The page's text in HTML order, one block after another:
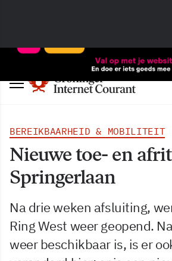
BEREIKBAARHEID & MOBILITEIT
Nieuwe toe- en
Springerlaan
Na drie weken afsluiting,
Ring West weer geopend.
weer beschikbaar is, is er